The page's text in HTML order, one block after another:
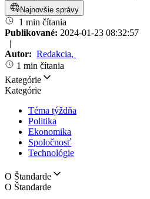
Najnovšie správy
1 min čítania
Publikované: 2024-01-23 08:32:57
|
Autor: Redakcia,
1 min čítania
Kategórie
Kategórie
Téma týždňa
Politika
Ekonomika
Spoločnosť
Technológie
O Štandarde
O Štandarde